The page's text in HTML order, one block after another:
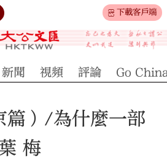
下載客戶端
新聞 視頻 評論 Go
篇）/為什麼一部
梅